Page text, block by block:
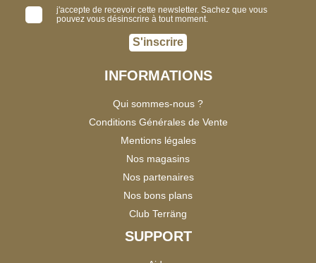
j'accepte de recevoir cette newsletter. Sachez que vous
pouvez vous désinscrire à tout moment.
S'inscrire
INFORMATIONS
Qui sommes-nous ?
Conditions Générales de Vente
Mentions légales
Nos magasins
Nos partenaires
Nos bons plans
Club Terräng
SUPPORT